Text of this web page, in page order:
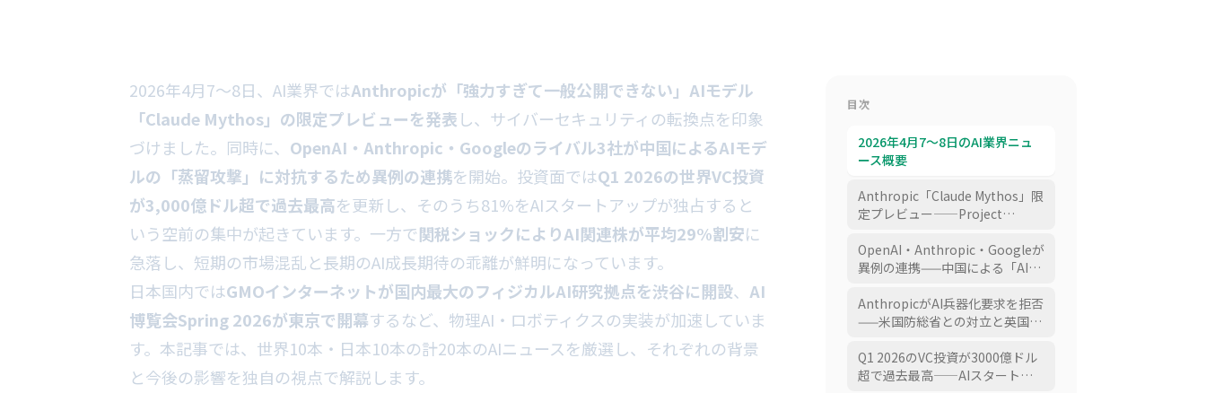
2026年4月7〜8日、AI業界ではAnthropicが「強力すぎて一般公開できない」AIモデル
「Claude Mythos」の限定プレビューを発表し、サイバーセキュリティの転換点を印象
づけました。同時に、 OpenAI・Anthropic・Googleのライバル3社が中国によるAIモデ
ルの「蒸留攻撃」に対抗するため異例の連携を開始。投資面ではQ1 2026の世界VC投資
が3,000億ドル超で過去最高を更新し、そのうち81%をAIスタートアップが独占すると
いう空前の集中が起きています。一方で関税ショックによりAI関連株が平均29%割安に
急落し、短期の市場混乱と長期のAI成長期待の乖離が鮮明になっています。
日本国内ではGMOインターネットが国内最大のフィジカルAI研究拠点を渋谷に開設、 AI
博覧会Spring 2026が東京で開幕するなど、物理AI・ロボティクスの実装が加速していま
す。本記事では、世界10本・日本10本の計20本のAIニュースを厳選し、それぞれの背景
と今後の影響を独自の視点で解説します。
目次
2026年4月7〜8日のAI業界ニュ
ース概要
Anthropic「Claude Mythos」限
定プレビュー——Project
ティの新時代
OpenAI・Anthropic・Googleが
異例の連携——中国による「AI蒸
AnthropicがAI兵器化要求を拒否
——米国防総省との対立と英国事
Q1 2026のVC投資が3000億ドル
超で過去最高——AIスタートアッ